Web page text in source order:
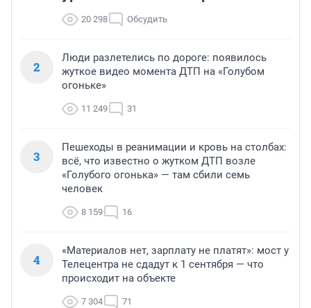
20 298 Обсудить
2
Люди разлетелись по дороге: появилось
жуткое видео момента ДТП на «Голубом
огоньке»
11 249 31
3
Пешеходы в реанимации и кровь на столбах:
всё, что известно о жутком ДТП возле
«Голубого огонька» — там сбили семь
человек
8 159 16
4
«Материалов нет, зарплату не платят»: мост у
Телецентра не сдадут к 1 сентября — что
происходит на объекте
7 304 71